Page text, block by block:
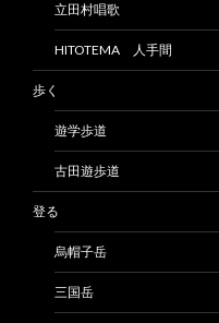
立田村唱歌
HITOTEMA 人手間
歩く
遊学歩道
古田遊歩道
登る
烏帽子岳
三国岳